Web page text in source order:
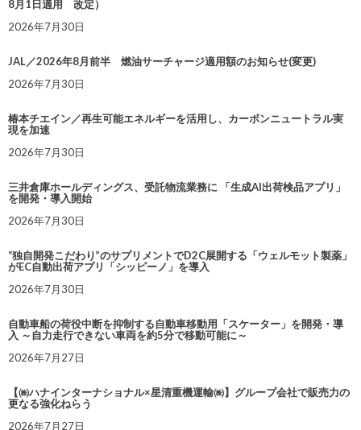
8月1日適用 改定）
2026年7月30日
JAL／2026年8月前半 燃油サーチャージ適用額のお知らせ(変更)
2026年7月30日
椿本チエイン／再生可能エネルギーを活用し、カーボンニュートラル実
現を加速
2026年7月30日
三井倉庫ホールディングス、受託物流業務に 「生成AI出荷検品アプリ」
を開発・導入開始
2026年7月30日
“独自開発こだわり”のサプリメントでD2C展開する「ウェルモット製薬」
がEC自動出荷アプリ「シッピーノ」を導入
2026年7月30日
自動車船の荷役中断を抑制する自動車移動用「スケーター」を開発・導
入 ～自力走行できない車両を約5分で移動可能に～
2026年7月27日
【㈱ハナインターナショナル×星清重機運輸㈱】グループ会社で販売力の
更なる強化ねらう
2026年7月27日